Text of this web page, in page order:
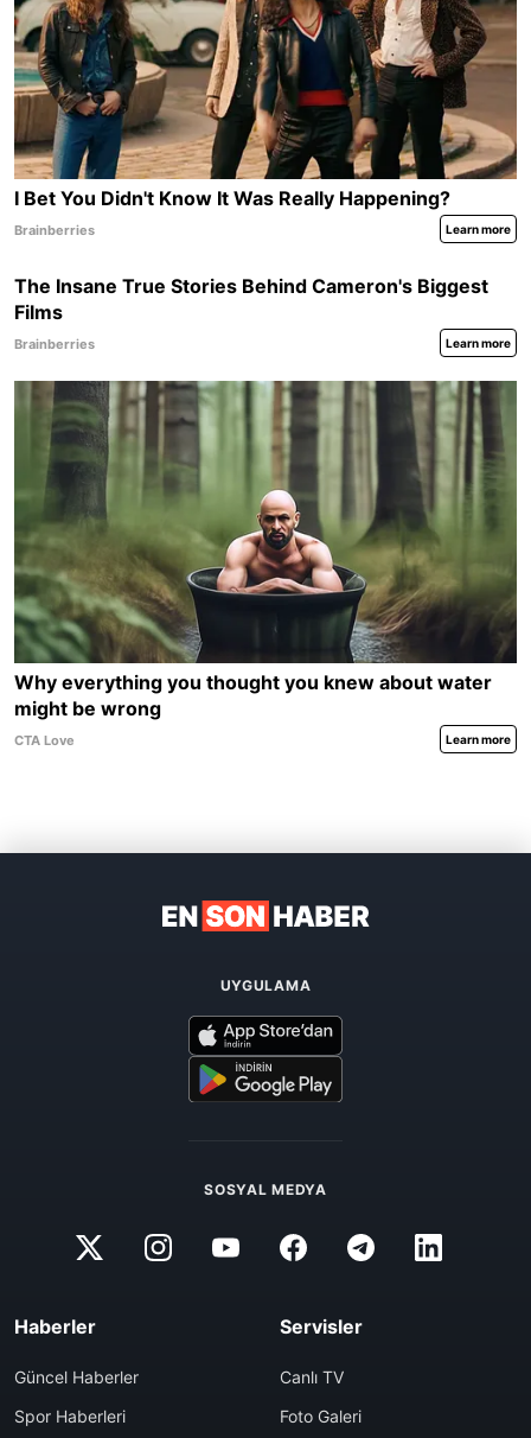
UYGULAMA
SOSYAL MEDYA
Haberler
Güncel Haberler
Spor Haberleri
Servisler
Canlı TV
Foto Galeri